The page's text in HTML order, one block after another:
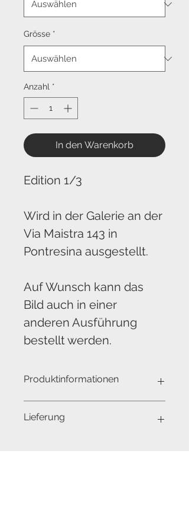
Grösse *
Anzahl *
In den Warenkorb
Edition 1/3
Wird in der Galerie an der
Via Maistra 143 in
Pontresina ausgestellt.
Auf Wunsch kann das
Bild auch in einer
anderen Ausführung
bestellt werden.
Produktinformationen
Rahmen: Eiche Natur, 6 mm breit,
Lieferung